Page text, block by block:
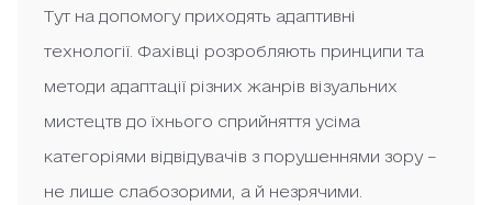
Тут на допомогу приходять адаптивні
технології. Фахівці розробляють принципи та
методи адаптації різних жанрів візуальних
мистецтв до їхнього сприйняття усіма
категоріями відвідувачів з порушеннями зору –
не лише слабозорими, а й незрячими.